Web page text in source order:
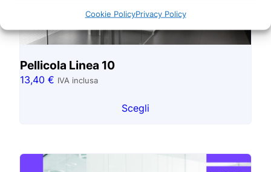
Cookie PolicyPrivacy Policy
Pellicola Linea 10
13,40 € IVA inclusa
Scegli